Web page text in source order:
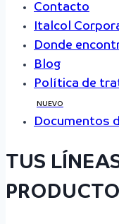
Contacto
Italcol
Donde
Blog
Política de
NUEVO
Documentos
TUS